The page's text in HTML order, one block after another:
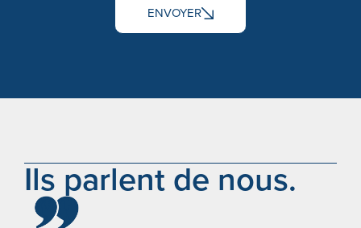
ENVOYER
Ils parlent de nous.